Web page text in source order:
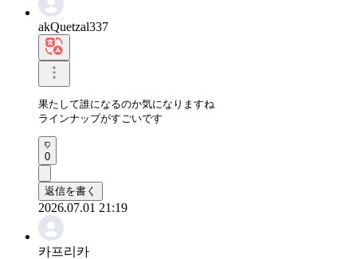
akQuetzal337
果たして誰になるのか気になりますね
ラインナップがすごいです
0
返信を書く
2026.07.01 21:19
카프리카